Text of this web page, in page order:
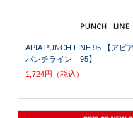
APIA PUNCH LINE 95 【アピ
パンチライン 95】
1,724円（税込）